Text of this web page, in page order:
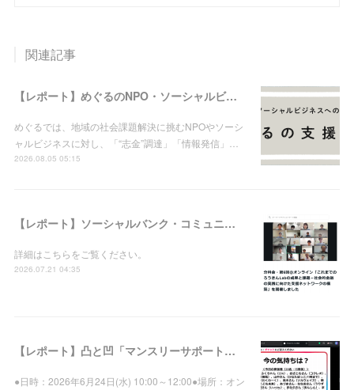
関連記事
【レポート】めぐるのNPO・ソーシャルビジネス支援実績（2026年8月5日現在）
めぐるでは、地域の社会課題解決に挑むNPOやソーシ
ャルビジネスに対し、「“志金”調達」「情報発信」…
2026.08.05 05:15
【レポート】ソーシャルバンク・コミュニティ：分科会・第6回＠オンライン「これまでのろうきんLabの成果と課題－社会的金融の実践に向けた支援ネットワークの構築」を開催しました
詳細はこちらをご覧ください。
2026.07.21 04:35
【レポート】凸と凹「マンスリーサポートプログラム」登録先向け集合研修vol.39を開催しました
●日時：2026年6月24日(水) 10:00～12:00●場所：オン